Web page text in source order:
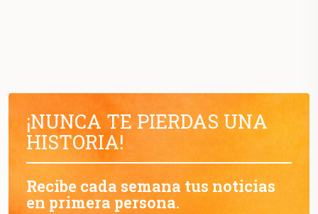
¡NUNCA TE PIERDAS UNA
HISTORIA!
Recibe cada semana tus noticias
en primera persona.